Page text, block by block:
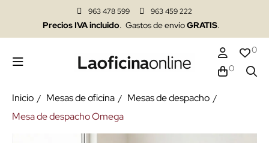
963 478 599 963 459 222
Precios IVA incluido. Gastos de envíoGRATIS.
0
0
Inicio Mesas de oficina
Mesas de despacho
Mesa de despacho Omega